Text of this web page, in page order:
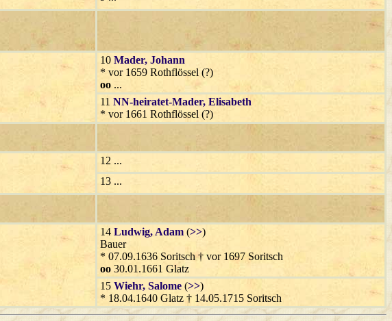
10 Mader, Johann
* vor 1659 Rothflössel (?)
oo ...
11 NN-heiratet-Mader, Elisabeth
* vor 1661 Rothflössel (?)
12 ...
13 ...
14 Ludwig, Adam (>>)
Bauer
* 07.09.1636 Soritsch † vor 1697 Soritsch
oo 30.01.1661 Glatz
15 Wiehr, Salome (>>)
* 18.04.1640 Glatz † 14.05.1715 Soritsch